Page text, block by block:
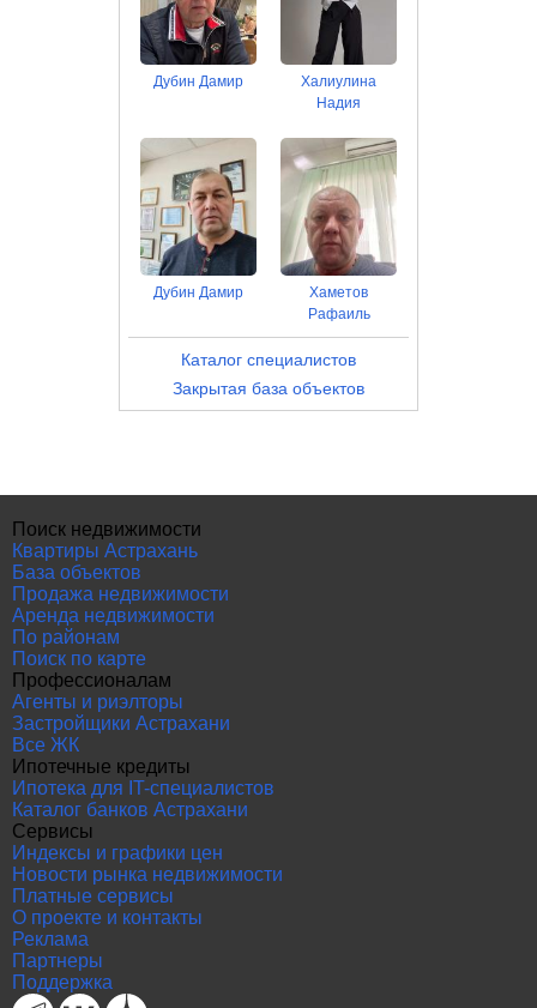
Дубин Дамир
Халиулина
Надия
Дубин Дамир
Хаметов
Рафаиль
Каталог специалистов
Закрытая база объектов
Поиск недвижимости
Квартиры Астрахань
База объектов
Продажа недвижимости
Аренда недвижимости
По районам
Поиск по карте
Профессионалам
Агенты и риэлторы
Застройщики Астрахани
Все ЖК
Ипотечные кредиты
Ипотека для IT-специалистов
Каталог банков Астрахани
Сервисы
Индексы и графики цен
Новости рынка недвижимости
Платные сервисы
О проекте и контакты
Реклама
Партнеры
Поддержка